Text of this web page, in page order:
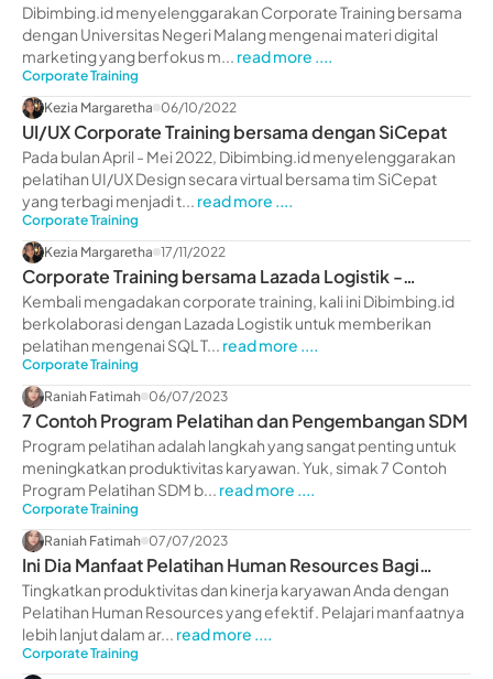
dibimbing.id
Dibimbing.id menyelenggarakan Corporate Training bersama
dengan Universitas Negeri Malang mengenai materi digital
marketing yang berfokus m... read more ....
Corporate Training
Kezia Margaretha 06/10/2022
UI/UX Corporate Training bersama dengan SiCepat
Pada bulan April - Mei 2022, Dibimbing.id menyelenggarakan
pelatihan UI/UX Design secara virtual bersama tim SiCepat
yang terbagi menjadi t... read more ....
Corporate Training
Kezia Margaretha 17/11/2022
Corporate Training bersama Lazada Logistik -
dibimbing.id
Kembali mengadakan corporate training, kali ini Dibimbing.id
berkolaborasi dengan Lazada Logistik untuk memberikan
pelatihan mengenai SQL T... read more ....
Corporate Training
Raniah Fatimah 06/07/2023
7 Contoh Program Pelatihan dan Pengembangan SDM
Program pelatihan adalah langkah yang sangat penting untuk
meningkatkan produktivitas karyawan. Yuk, simak 7 Contoh
Program Pelatihan SDM b... read more ....
Corporate Training
Raniah Fatimah 07/07/2023
Ini Dia Manfaat Pelatihan Human Resources Bagi
Perusahaan
Tingkatkan produktivitas dan kinerja karyawan Anda dengan
Pelatihan Human Resources yang efektif. Pelajari manfaatnya
lebih lanjut dalam ar... read more ....
Corporate Training